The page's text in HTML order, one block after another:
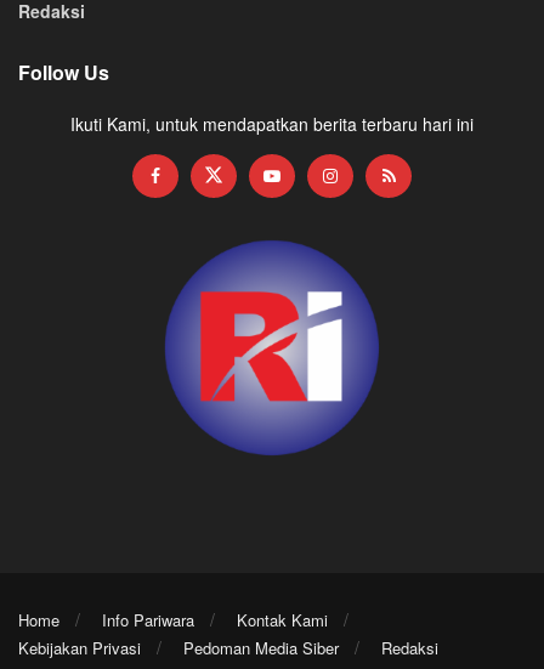
Redaksi
Follow Us
Ikuti Kami, untuk mendapatkan berita terbaru hari ini
Home Info Pariwara
Kontak Kami
Kebijakan Privasi
Pedoman Media Siber Redaksi